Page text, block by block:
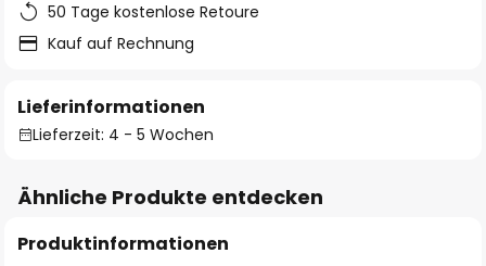
50 Tage kostenlose Retoure
Kauf auf Rechnung
Lieferinformationen
Lieferzeit: 4 - 5 Wochen
Ähnliche Produkte entdecken
Produktinformationen